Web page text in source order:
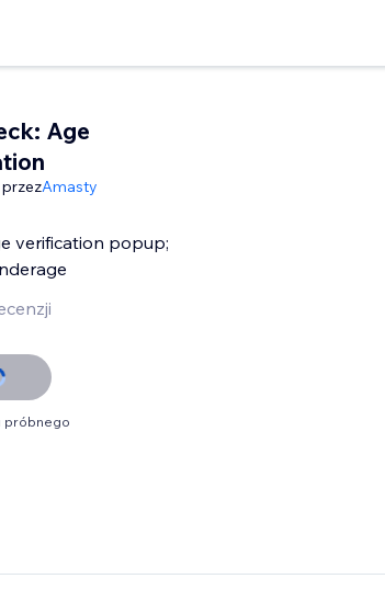
Age
Amasty
verification popup;
próbnego